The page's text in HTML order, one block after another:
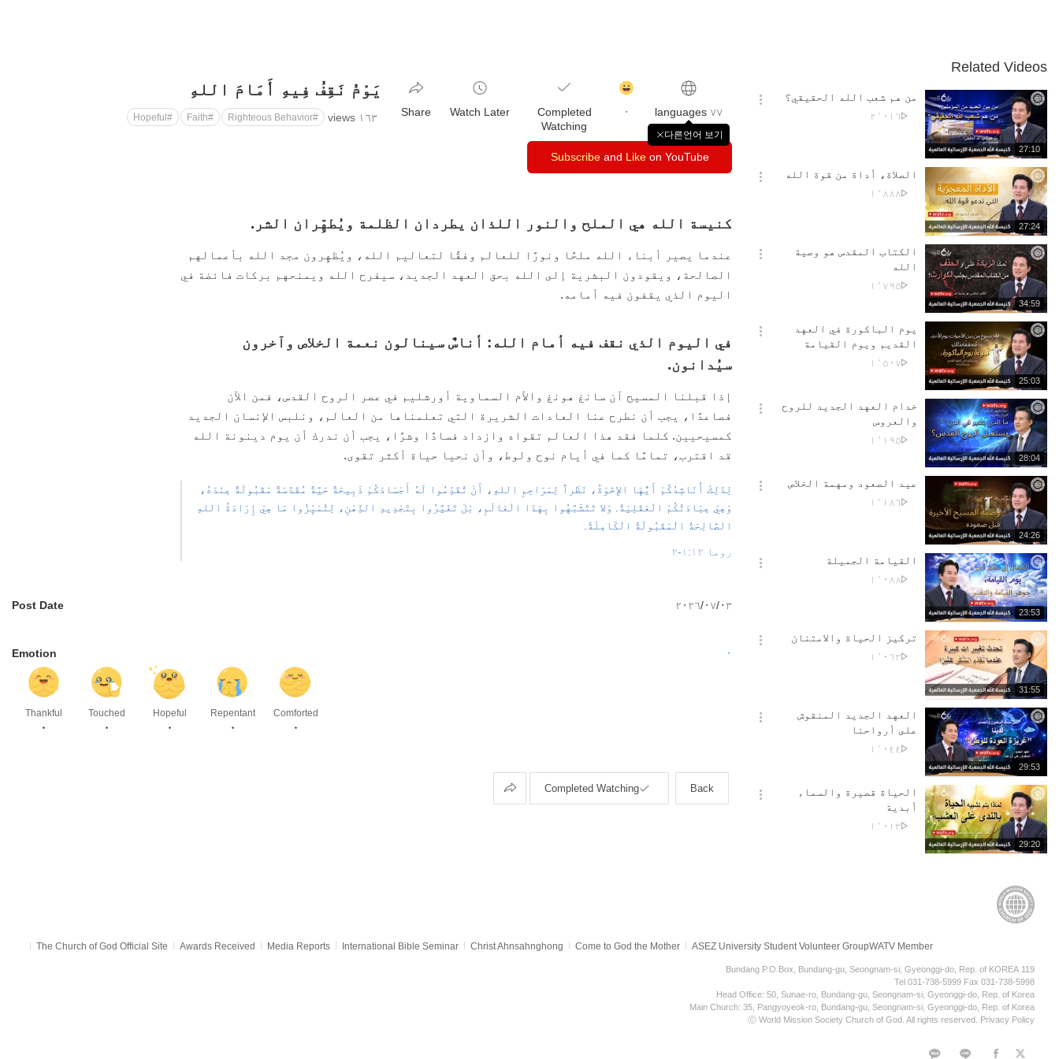
يَوْمُ نَقِفُ فِيهِ أَمَامَ اللهِ
١٦٣ #Hopeful #Faith #Righteous Behavior ٧٧ languages
다른언어 보기
창
닫
기
수
٠
Completed
Watching
Watch Later
Share
Subscribeand Likeon YouTube
كنيسة الله هي الملح والنور اللذان يطردان الظلمة ويُطهِّران الشر‏.
عندما يصير أبناء الله ملحًا ونورًا للعالم وفقًا لتعاليم الله، ويُظهِرون مجد الله بأعمالهم
الصالحة، ويقودون البشرية إلى الله بحق العهد الجديد، سيفرح الله ويمنحهم بركات فائضة في
اليوم الذي يقفون فيه أمامه‏.
في اليوم الذي نقف فيه أمام الله‏⁠: أناسٌ سينالون نعمة الخلاص وآخرون
سيُدانون‏.
إذا قبلنا المسيح آن سانغ هونغ والأم السماوية أورشليم في عصر الروح القدس، فمن الآن
فصاعدًا، يجب أن نطرح عنا العادات الشريرة التي تعلمناها من العالم، ونلبس الإنسان الجديد
كمسيحيين‏. كلما فقد هذا العالم تقواه وازداد فسادًا وشرًا، يجب أن ندرك أن يوم دينونة الله
قد اقترب، تمامًا كما في أيام نوح ولوط، وأن نحيا حياة أكثر تقوى‏.
لِذَلِكَ أُنَاشِدُكُمْ أَيُّهَا الإِخْوَةُ، نَظَراً لِمَرَاحِمِ اللهِ، أَنْ تُقَدِّمُوا لَهُ أَجْسَادَكُمْ ذَبِيحَةً حَيَّةً مُقَدَّسَةً مَقْبُولَةً عِنْدَهُ،
وَهِيَ عِبَادَتُكُمْ الْعَقْلِيَةُ‏. وَلا تَتَشَبَّهُوا بِهَذَا الْعَالَمِ، بَلْ تَغَيَّرُوا بِتَجْدِيدِ الذِّهْنِ، لِتُمَيِّزُوا مَا هِيَ إِرَادَةُ اللهِ
الصَّالِحَةُ الْمَقْبُولَةُ الْكَامِلَةُ‏.
روما ١٢‏⁠:١-٢
Post Date ٠٣‏/٠٧‏/٢٠٢٦
Emotion ٠
Thankful
٠
Touched
٠
Hopeful
٠
Repentant
٠
Comforted
٠
Back
Completed Watching
Related Videos
재
생
시
간
27:10
من هم شعب الله الحقيقي؟
No.
٢٬٠١٦
옵
재
생
시
간
27:24
الصلاة، أداة من قوة الله
No.
١٬٨٨٨
옵
재
생
시
간
34:59
الكتاب المقدس هو وصية
الله
No.
١٬٧٩٥
옵
재
생
시
간
25:03
يوم الباكورة في العهد
القديم ويوم القيامة
No.
١٬٥٠٧
옵
재
생
시
간
28:04
خدام العهد الجديد للروح
والعروس
No.
١٬١٩٥
옵
재
생
시
간
24:26
عيد الصعود ومهمة الخلاص
No.
١٬١٨٦
옵
재
생
시
간
23:53
القيامة الجميلة
No.
١٬٠٨٨
옵
재
생
시
간
31:55
تركيز الحياة والامتنان
No.
١٬٠٦٣
옵
재
생
시
간
29:53
العهد الجديد المنقوش
على أرواحنا
No.
١٬٠٤٤
옵
재
생
29:20
الحياة قصيرة والسماء
أبدية
No.
١٬٠١٣
옵
The Church of God Official Site Awards Received Media Reports International Bible Seminar Christ Ahnsahnghong Come to God the Mother ASEZ University Student Volunteer GroupWATV Member
119 Bundang P.O.Box, Bundang-gu, Seongnam-si, Gyeonggi-do, Rep. of KOREA
Tel 031-738-5999 Fax 031-738-5998
Head Office: 50, Sunae-ro, Bundang-gu, Seongnam-si, Gyeonggi-do, Rep. of Korea
Main Church: 35, Pangyoyeok-ro, Bundang-gu, Seongnam-si, Gyeonggi-do, Rep. of Korea
ⓒ World Mission Society Church of God. All rights reserved. Privacy Policy
트
페
라
KaKao